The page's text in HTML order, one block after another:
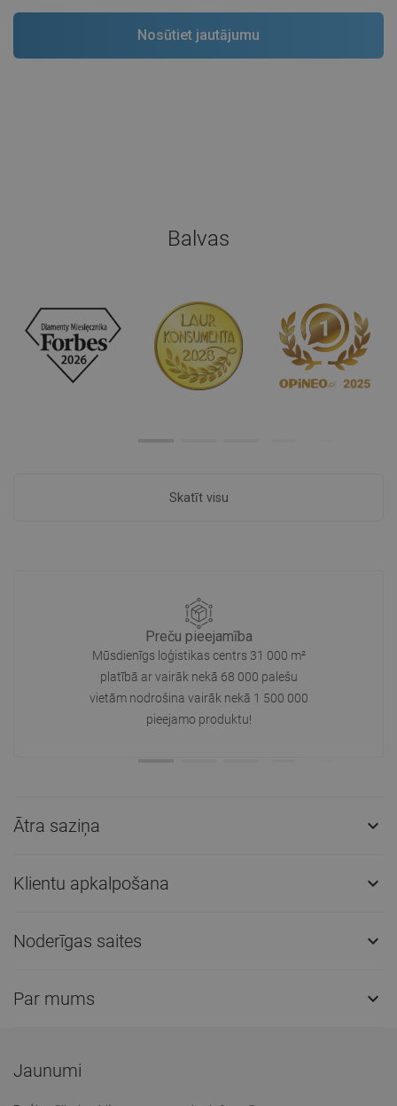
Balvas
Skatīt visu
Preču pieejamība
Mūsdienīgs loģistikas centrs 31 000 m²
platībā ar vairāk nekā 68 000 palešu
vietām nodrošina vairāk nekā 1 500 000
pieejamo produktu!
Ātra saziņa 
Klientu apkalpošana 
Noderīgas saites 
Par mums 
Jaunumi